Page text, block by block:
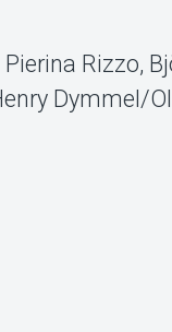
Rizzo,
Dymmel/